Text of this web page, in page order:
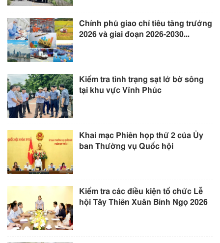
Chính phủ giao chỉ tiêu tăng trưởng
2026 và giai đoạn 2026-2030...
Kiểm tra tình trạng sạt lở bờ sông
tại khu vực Vĩnh Phúc
Khai mạc Phiên họp thứ 2 của Ủy
ban Thường vụ Quốc hội
Kiểm tra các điều kiện tổ chức Lễ
hội Tây Thiên Xuân Bính Ngọ 2026